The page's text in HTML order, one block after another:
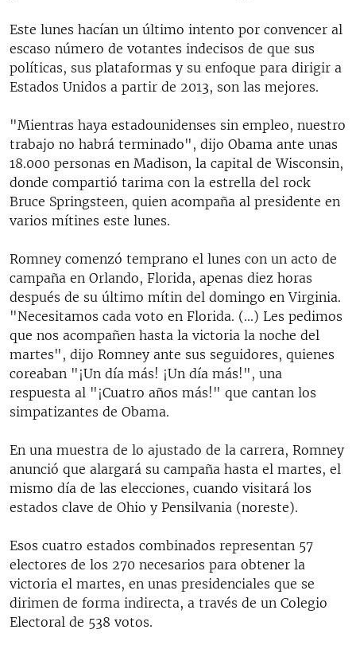
Este lunes hacían un último intento por convencer al
escaso número de votantes indecisos de que sus
políticas, sus plataformas y su enfoque para dirigir a
Estados Unidos a partir de 2013, son las mejores.
"Mientras haya estadounidenses sin empleo, nuestro
trabajo no habrá terminado", dijo Obama ante unas
18.000 personas en Madison, la capital de Wisconsin,
donde compartió tarima con la estrella del rock
Bruce Springsteen, quien acompaña al presidente en
varios mítines este lunes.
Romney comenzó temprano el lunes con un acto de
campaña en Orlando, Florida, apenas diez horas
después de su último mítin del domingo en Virginia.
"Necesitamos cada voto en Florida. (...) Les pedimos
que nos acompañen hasta la victoria la noche del
martes", dijo Romney ante sus seguidores, quienes
coreaban "¡Un día más! ¡Un día más!", una
respuesta al "¡Cuatro años más!" que cantan los
simpatizantes de Obama.
En una muestra de lo ajustado de la carrera, Romney
anunció que alargará su campaña hasta el martes, el
mismo día de las elecciones, cuando visitará los
estados clave de Ohio y Pensilvania (noreste).
Esos cuatro estados combinados representan 57
electores de los 270 necesarios para obtener la
victoria el martes, en unas presidenciales que se
dirimen de forma indirecta, a través de un Colegio
Electoral de 538 votos.